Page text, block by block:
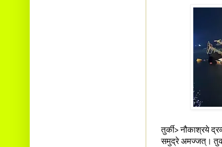
तुर्की> नौकाश्रये
समुद्रे अमज्जत्।